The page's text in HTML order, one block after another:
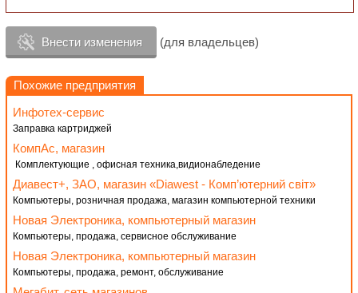
Внести изменения (для владельцев)
Похожие предприятия
Инфотех-сервис
Заправка картриджей
КомпАс, магазин
Комплектующие , офисная техника,видионабледение
Диавест+, ЗАО, магазин «Diawest - Комп’ютерний світ»
Компьютеры, розничная продажа, магазин компьютерной техники
Новая Электроника, компьютерный магазин
Компьютеры, продажа, сервисное обслуживание
Новая Электроника, компьютерный магазин
Компьютеры, продажа, ремонт, обслуживание